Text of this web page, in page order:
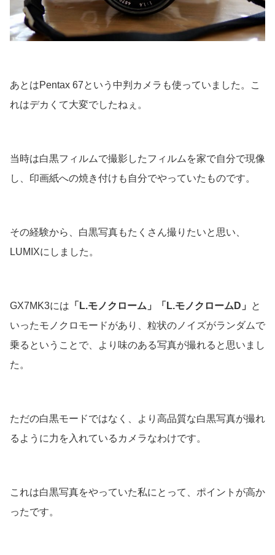
あとはPentax 67という中判カメラも使っていました。こ
れはデカくて大変でしたねぇ。
当時は白黒フィルムで撮影したフィルムを家で自分で現像
し、印画紙への焼き付けも自分でやっていたものです。
その経験から、白黒写真もたくさん撮りたいと思い、
LUMIXにしました。
GX7MK3には 「L.モノクローム」「L.モノクロームD」
と
いったモノクロモードがあり、粒状のノイズがランダムで
乗るということで、より味のある写真が撮れると思いまし
た。
ただの白黒モードではなく、より高品質な白黒写真が撮れ
るように力を入れているカメラなわけです。
これは白黒写真をやっていた私にとって、ポイントが高か
ったです。